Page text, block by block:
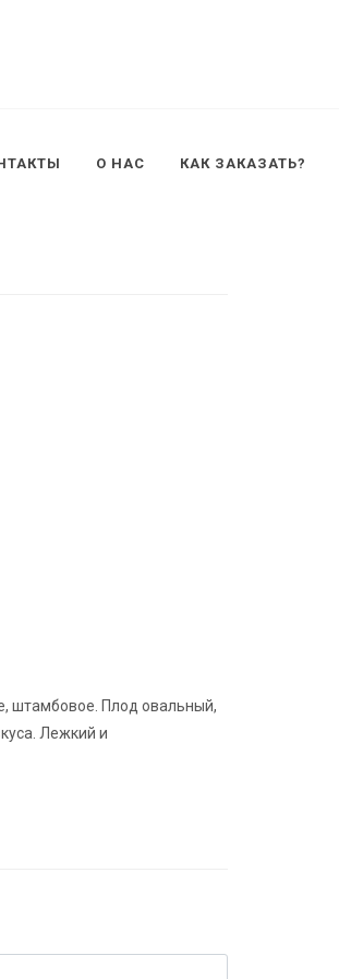
О НАС КАК ЗАКАЗАТЬ?
штамбовое. Плод овальный,
Лежкий и